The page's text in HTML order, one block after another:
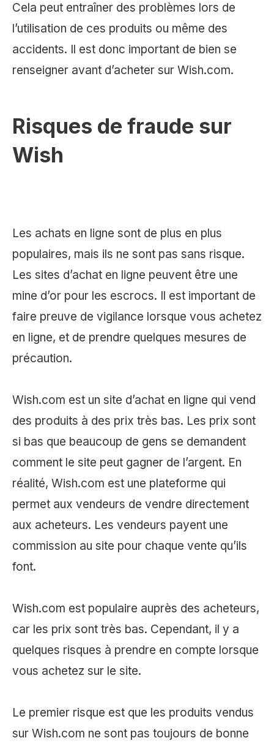
Cela peut entraîner des problèmes lors de
l’utilisation de ces produits ou même des
accidents. Il est donc important de bien se
renseigner avant d’acheter sur Wish.com.
Risques de fraude sur
Wish
Les achats en ligne sont de plus en plus
populaires, mais ils ne sont pas sans risque.
Les sites d’achat en ligne peuvent être une
mine d’or pour les escrocs. Il est important de
faire preuve de vigilance lorsque vous achetez
en ligne, et de prendre quelques mesures de
précaution.
Wish.com est un site d’achat en ligne qui vend
des produits à des prix très bas. Les prix sont
si bas que beaucoup de gens se demandent
comment le site peut gagner de l’argent. En
réalité, Wish.com est une plateforme qui
permet aux vendeurs de vendre directement
aux acheteurs. Les vendeurs payent une
commission au site pour chaque vente qu’ils
font.
Wish.com est populaire auprès des acheteurs,
car les prix sont très bas. Cependant, il y a
quelques risques à prendre en compte lorsque
vous achetez sur le site.
Le premier risque est que les produits vendus
sur Wish.com ne sont pas toujours de bonne